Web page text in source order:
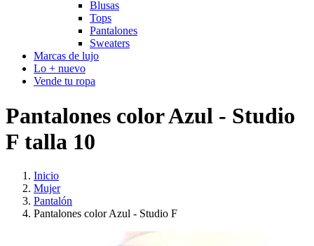
Blusas
Tops
Pantalones
Sweaters
Marcas de lujo
Lo + nuevo
Vende tu ropa
Pantalones color Azul - Studio
F talla 10
Inicio
Mujer
Pantalón
Pantalones color Azul - Studio F